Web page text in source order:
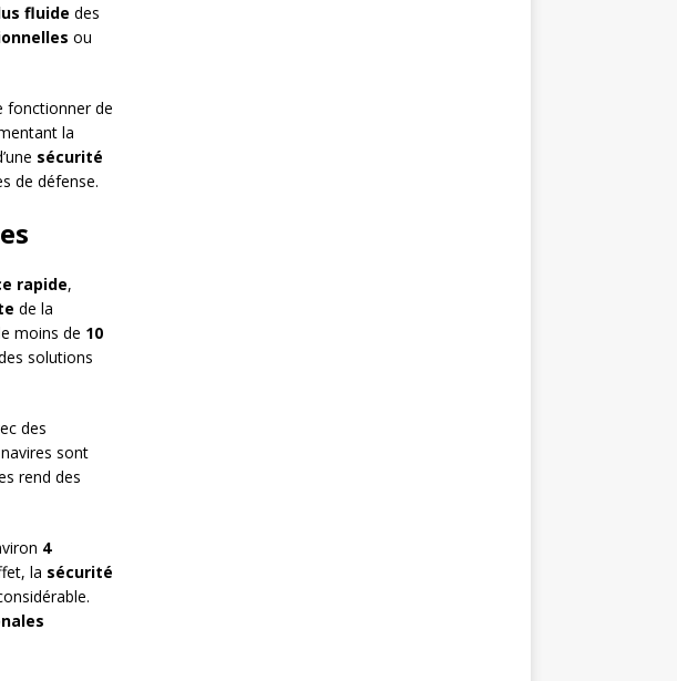
fluide des
ou
fonctionner de
la
sécurité
de défense.
rapide,
de la
moins de 10
solutions
des
navires sont
rend des
4
la sécurité